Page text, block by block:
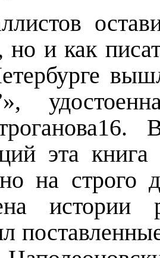
но и как
эта
на строго
истории